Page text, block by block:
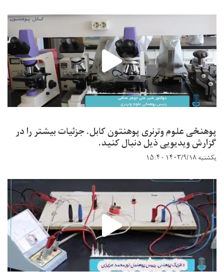
پوهنځی علوم وترنری پوهنتون کابل. جزئیات بیشتر را در
گزارش ویدیویی ذیل دنبال کنید.
یکشنبه ۱۴۰۳/۹/۱۸ - ۱۵:۴